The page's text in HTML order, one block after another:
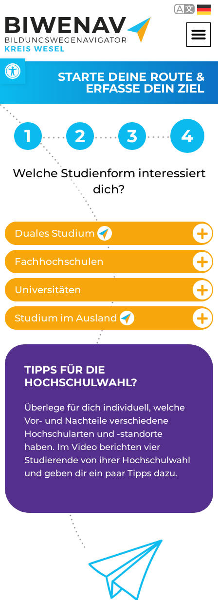
Werkzeugleiste öffnen
STARTE DEINE ROUTE &
ERFASSE DEIN ZIEL
Welche Studienform interessiert
dich?
Duales Studium
Fachhochschulen
Universitäten
Studium im Ausland
TIPPS FÜR DIE
HOCHSCHULWAHL?
Überlege für dich individuell, welche
Vor- und Nachteile verschiedene
Hochschularten und -standorte
haben. Im Video berichten vier
Studierende von ihrer Hochschulwahl
und geben dir ein paar Tipps dazu.